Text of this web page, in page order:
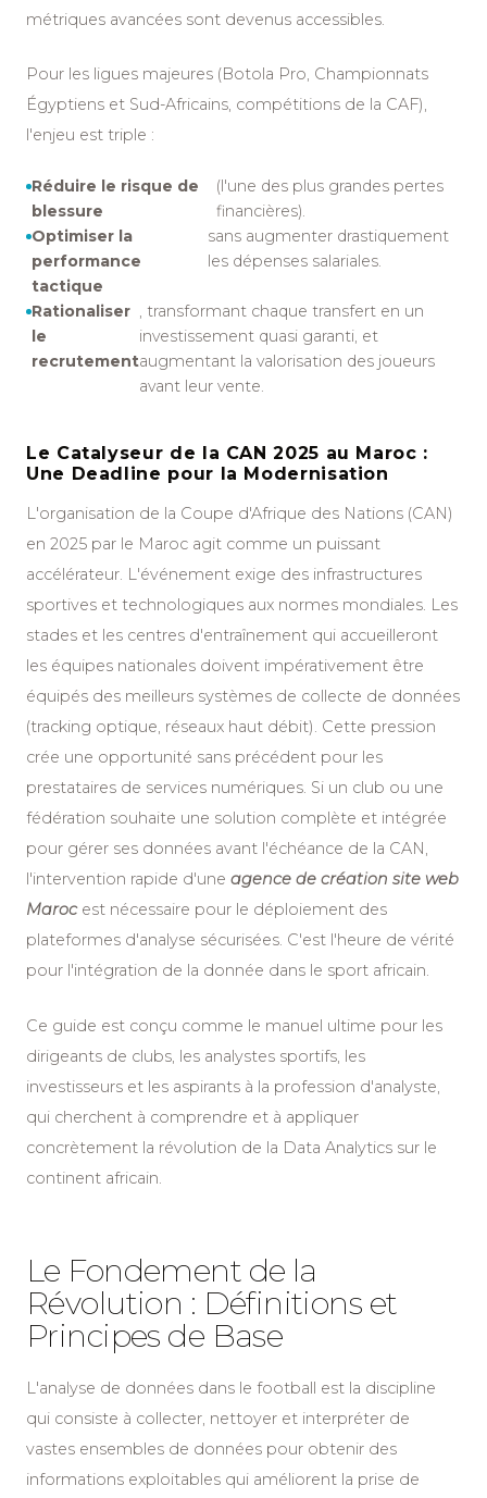
métriques avancées sont devenus accessibles.
Pour les ligues majeures (Botola Pro, Championnats
Égyptiens et Sud-Africains, compétitions de la CAF),
l'enjeu est triple :
Réduire le risque de
blessure
(l'une des plus grandes pertes
financières).
Optimiser la
performance
tactique
sans augmenter drastiquement
les dépenses salariales.
Rationaliser
le
recrutement
, transformant chaque transfert en un
investissement quasi garanti, et
augmentant la valorisation des joueurs
avant leur vente.
Le Catalyseur de la CAN 2025 au Maroc :
Une Deadline pour la Modernisation
L'organisation de la Coupe d'Afrique des Nations (CAN)
en 2025 par le Maroc agit comme un puissant
accélérateur. L'événement exige des infrastructures
sportives et technologiques aux normes mondiales. Les
stades et les centres d'entraînement qui accueilleront
les équipes nationales doivent impérativement être
équipés des meilleurs systèmes de collecte de données
(tracking optique, réseaux haut débit). Cette pression
crée une opportunité sans précédent pour les
prestataires de services numériques. Si un club ou une
fédération souhaite une solution complète et intégrée
pour gérer ses données avant l'échéance de la CAN,
l'intervention rapide d'une agence de création site web
Marocest nécessaire pour le déploiement des
plateformes d'analyse sécurisées. C'est l'heure de vérité
pour l'intégration de la donnée dans le sport africain.
Ce guide est conçu comme le manuel ultime pour les
dirigeants de clubs, les analystes sportifs, les
investisseurs et les aspirants à la profession d'analyste,
qui cherchent à comprendre et à appliquer
concrètement la révolution de la Data Analytics sur le
continent africain.
Le Fondement de la
Révolution : Définitions et
Principes de Base
L'analyse de données dans le football est la discipline
qui consiste à collecter, nettoyer et interpréter de
vastes ensembles de données pour obtenir des
informations exploitables qui améliorent la prise de